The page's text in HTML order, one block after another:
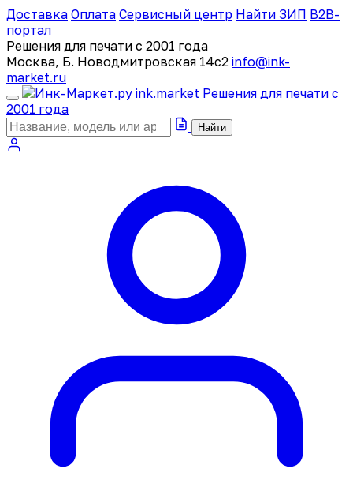
Доставка Оплата Сервисный центр Найти ЗИП B2B-
портал
Решения для печати с 2001 года
Москва, Б. Новодмитровская 14с2 info@ink-
market.ru
ink.market Решения для печати с
2001 года
Найти